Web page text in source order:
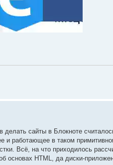
сайты в Блокноте
и работающее в таком
Всё, на что приходилось
основах HTML, да диски-